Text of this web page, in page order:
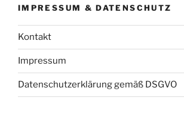
IMPRESSUM & DATENSCHUTZ
Kontakt
Impressum
Datenschutzerklärung gemäß DSGVO